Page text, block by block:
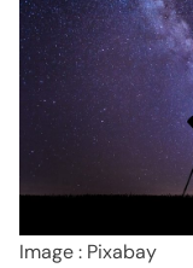
Image : Pixabay